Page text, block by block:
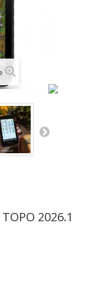
2026.1